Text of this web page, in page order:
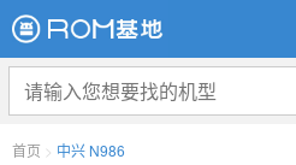
首页 > 中兴 N986